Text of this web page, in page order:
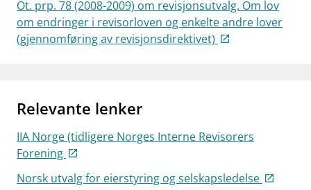
Ot. prp. 78 (2008-2009) om revisjonsutvalg. Om lov
om endringer i revisorloven og enkelte andre lover
(gjennomføring av revisjonsdirektivet)
Relevante lenker
IIA Norge (tidligere Norges Interne Revisorers
Forening
Norsk utvalg for eierstyring og selskapsledelse